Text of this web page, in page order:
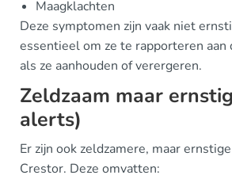
Maagklachten
Deze symptomen zijn vaak niet
essentieel om ze te rapporteren aan
als ze aanhouden of verergeren.
Zeldzaam maar
alerts)
Er zijn ook zeldzamere, maar
Crestor. Deze omvatten: